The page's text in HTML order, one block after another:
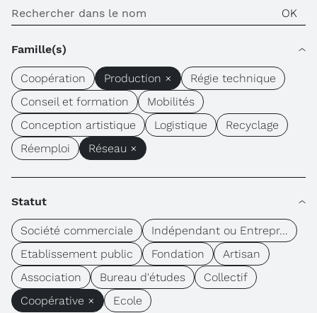
Famille(s)
Coopération Production ×
Régie technique
Conseil et formation
Mobilités
Conception artistique
Logistique
Recyclage
Réemploi
Réseau ×
Statut
Société commerciale
Indépendant ou Entrepr...
Etablissement public
Fondation
Artisan
Association
Bureau d'études
Collectif
Coopérative ×
Ecole